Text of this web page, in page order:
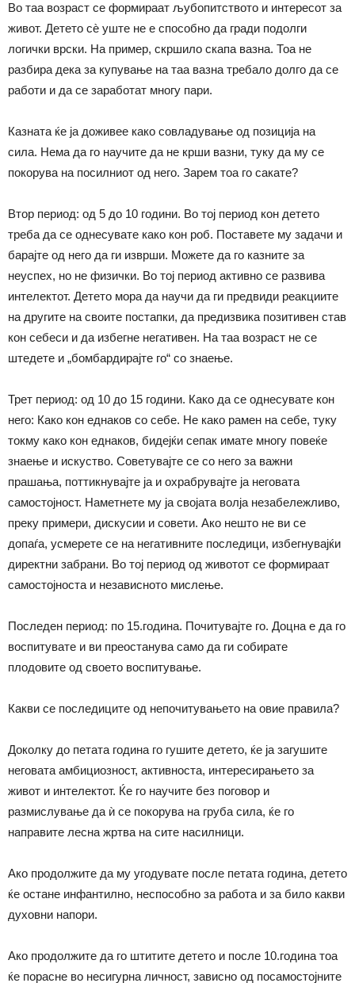
Во таа возраст се формираат љубопитството и интересот за
живот. Детето сѐ уште не е способно да гради подолги
логички врски. На пример, скршило скапа вазна. Тоа не
разбира дека за купување на таа вазна требало долго да се
работи и да се заработат многу пари.
Казната ќе ја доживее како совладување од позиција на
сила. Нема да го научите да не крши вазни, туку да му се
покорува на посилниот од него. Зарем тоа го сакате?
Втор период: од 5 до 10 години. Во тој период кон детето
треба да се однесувате како кон роб. Поставете му задачи и
барајте од него да ги изврши. Можете да го казните за
неуспех, но не физички. Во тој период активно се развива
интелектот. Детето мора да научи да ги предвиди реакциите
на другите на своите постапки, да предизвика позитивен став
кон себеси и да избегне негативен. На таа возраст не се
штедете и „бомбардирајте го“ со знаење.
Трет период: од 10 до 15 години. Како да се однесувате кон
него: Како кон еднаков со себе. Не како рамен на себе, туку
токму како кон еднаков, бидејќи сепак имате многу повеќе
знаење и искуство. Советувајте се со него за важни
прашања, поттикнувајте ја и охрабрувајте ја неговата
самостојност. Наметнете му ја својата волја незабележливо,
преку примери, дискусии и совети. Ако нешто не ви се
допаѓа, усмерете се на негативните последици, избегнувајќи
директни забрани. Во тој период од животот се формираат
самостојноста и независното мислење.
Последен период: по 15.година. Почитувајте го. Доцна е да го
воспитувате и ви преостанува само да ги собирате
плодовите од своето воспитување.
Какви се последиците од непочитувањето на овие правила?
Доколку до петата година го гушите детето, ќе ја загушите
неговата амбициозност, активноста, интересирањето за
живот и интелектот. Ќе го научите без поговор и
размислување да ѝ се покорува на груба сила, ќе го
направите лесна жртва на сите насилници.
Ако продолжите да му угодувате после петата година, детето
ќе остане инфантилно, неспособно за работа и за било какви
духовни напори.
Ако продолжите да го штитите детето и после 10.година тоа
ќе порасне во несигурна личност, зависно од посамостојните